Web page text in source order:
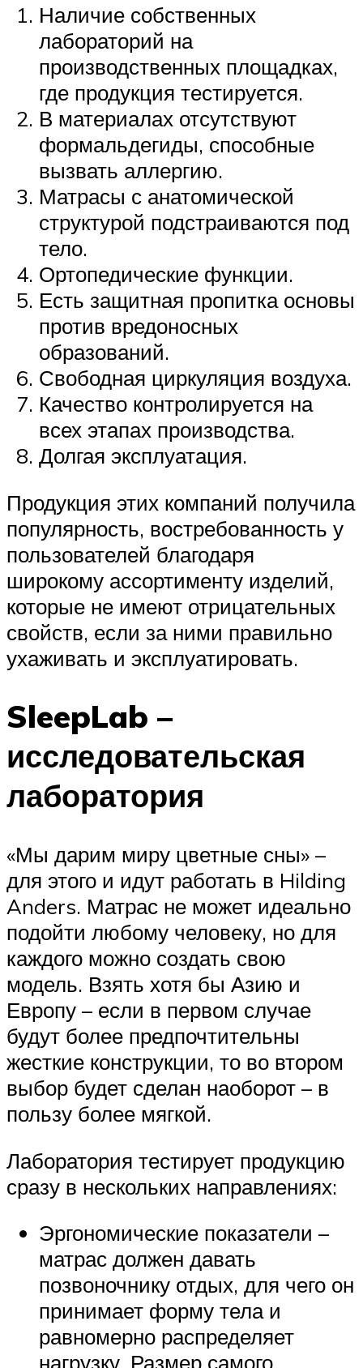
Наличие собственных
лабораторий на
производственных площадках,
где продукция тестируется.
В материалах отсутствуют
формальдегиды, способные
вызвать аллергию.
Матрасы с анатомической
структурой подстраиваются под
тело.
Ортопедические функции.
Есть защитная пропитка основы
против вредоносных
образований.
Свободная циркуляция воздуха.
Качество контролируется на
всех этапах производства.
Долгая эксплуатация.
Продукция этих компаний получила
популярность, востребованность у
пользователей благодаря
широкому ассортименту изделий,
которые не имеют отрицательных
свойств, если за ними правильно
ухаживать и эксплуатировать.
SleepLab –
исследовательская
лаборатория
«Мы дарим миру цветные сны» –
для этого и идут работать в Hilding
Anders. Матрас не может идеально
подойти любому человеку, но для
каждого можно создать свою
модель. Взять хотя бы Азию и
Европу – если в первом случае
будут более предпочтительны
жесткие конструкции, то во втором
выбор будет сделан наоборот – в
пользу более мягкой.
Лаборатория тестирует продукцию
сразу в нескольких направлениях:
Эргономические показатели –
матрас должен давать
позвоночнику отдых, для чего он
принимает форму тела и
равномерно распределяет
нагрузку. Размер самого